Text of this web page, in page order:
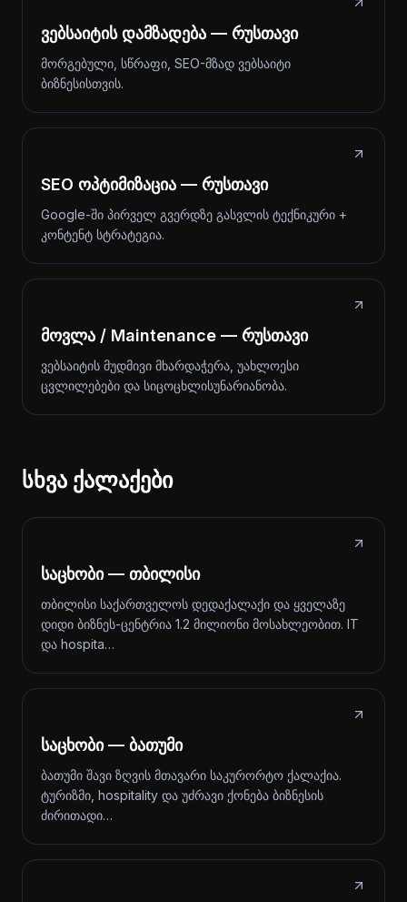
ვებსაიტის დამზადება — რუსთავი
მორგებული, სწრაფი, SEO-მზად ვებსაიტი
ბიზნესისთვის.
SEO ოპტიმიზაცია — რუსთავი
Google-ში პირველ გვერდზე გასვლის ტექნიკური +
კონტენტ სტრატეგია.
მოვლა / Maintenance — რუსთავი
ვებსაიტის მუდმივი მხარდაჭერა, უახლოესი
ცვლილებები და სიცოცხლისუნარიანობა.
სხვა ქალაქები
საცხობი — თბილისი
თბილისი საქართველოს დედაქალაქი და ყველაზე
დიდი ბიზნეს-ცენტრია 1.2 მილიონი მოსახლეობით. IT
და hospita…
საცხობი — ბათუმი
ბათუმი შავი ზღვის მთავარი საკურორტო ქალაქია.
ტურიზმი, hospitality და უძრავი ქონება ბიზნესის
ძირითადი…